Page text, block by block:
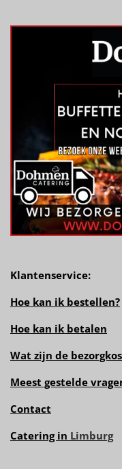
Klantenservice:
Hoe kan ik bestellen?
Hoe kan ik betalen
Wat zijn de
Meest gestelde
Contact
Catering in Limburg